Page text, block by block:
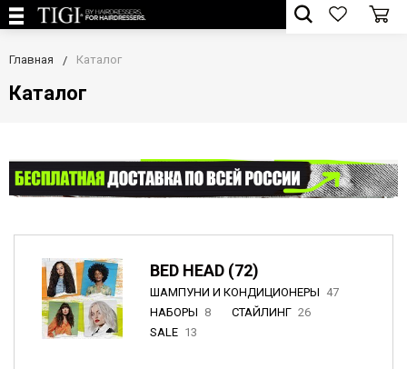
Главная Каталог
Каталог
BED HEAD (72)
ШАМПУНИ И КОНДИЦИОНЕРЫ 47
НАБОРЫ 8 СТАЙЛИНГ 26
SALE 13